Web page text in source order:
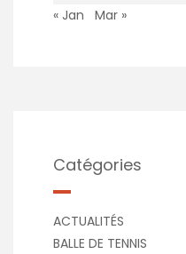
« Jan
Mar »
Catégories
ACTUALITÉS
BALLE DE TENNIS